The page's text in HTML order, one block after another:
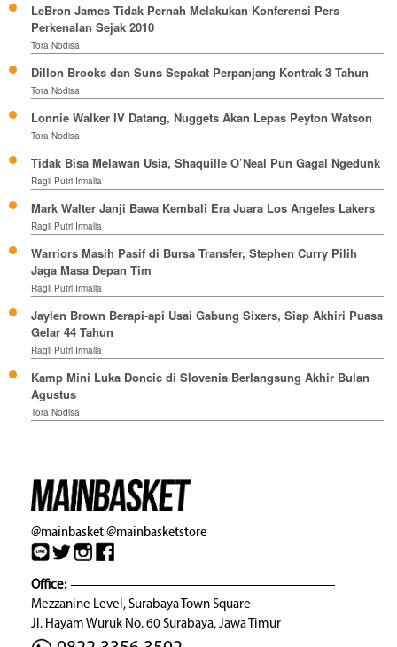
LeBron James Tidak Pernah Melakukan Konferensi Pers
Perkenalan Sejak 2010
Tora Nodisa
Dillon Brooks dan Suns Sepakat Perpanjang Kontrak 3 Tahun
Tora Nodisa
Lonnie Walker IV Datang, Nuggets Akan Lepas Peyton Watson
Tora Nodisa
Tidak Bisa Melawan Usia, Shaquille O’Neal Pun Gagal Ngedunk
Ragil Putri Irmalia
Mark Walter Janji Bawa Kembali Era Juara Los Angeles Lakers
Ragil Putri Irmalia
Warriors Masih Pasif di Bursa Transfer, Stephen Curry Pilih
Jaga Masa Depan Tim
Ragil Putri Irmalia
Jaylen Brown Berapi-api Usai Gabung Sixers, Siap Akhiri Puasa
Gelar 44 Tahun
Ragil Putri Irmalia
Kamp Mini Luka Doncic di Slovenia Berlangsung Akhir Bulan
Agustus
Tora Nodisa
@mainbasket@mainbasketstore
Office:
Mezzanine Level, Surabaya Town Square
Jl. Hayam Wuruk No. 60 Surabaya, Jawa Timur